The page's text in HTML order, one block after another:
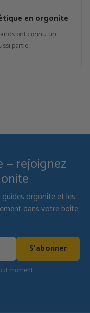
en orgonite
ont connu un
partie…
— rejoignez
orgonite et les
dans votre boîte
S'abonner
moment.